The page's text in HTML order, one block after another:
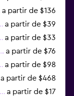
a partir de $136
a partir de $39
a partir de $33
a partir de $76
a partir de $98
a partir de $468
a partir de $17